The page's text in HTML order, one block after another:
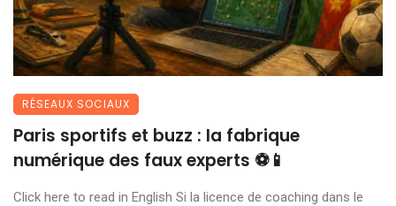
RÉSEAUX SOCIAUX
Paris sportifs et buzz : la fabrique
numérique des faux experts ⚽📱
Click here to read in English Si la licence de coaching dans le